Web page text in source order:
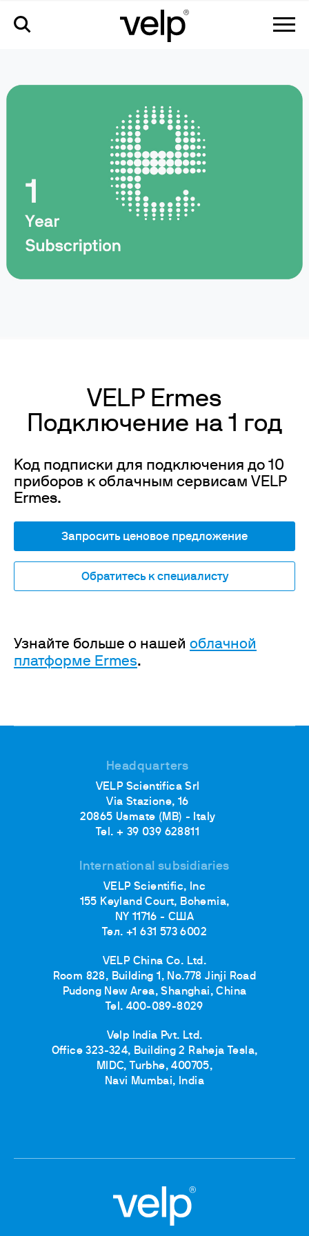
VELP Ermes
Подключение на 1 год
Код подписки для подключения до 10
приборов к облачным сервисам VELP
Ermes.
Запросить ценовое предложение
Обратитесь к специалисту
Узнайте больше о нашей облачной
платформе Ermes.
Headquarters
VELP Scientifica Srl
Via Stazione, 16
20865 Usmate (MB) - Italy
Tel. + 39 039 628811
International subsidiaries
VELP Scientific, Inc
155 Keyland Court, Bohemia,
NY 11716 - США
Тел. +1 631 573 6002
VELP China Co. Ltd.
Room 828, Building 1, No.778 Jinji Road
Pudong New Area, Shanghai, China
Tel. 400-089-8029
Velp India Pvt. Ltd.
Office 323-324, Building 2 Raheja Tesla,
MIDC, Turbhe, 400705,
Navi Mumbai, India